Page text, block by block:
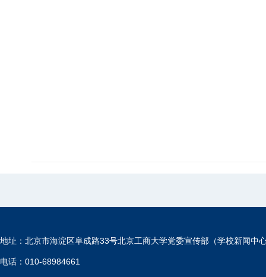
地址：北京市海淀区阜成路33号北京工商大学党委宣传部（学校新闻中
电话：010-68984661